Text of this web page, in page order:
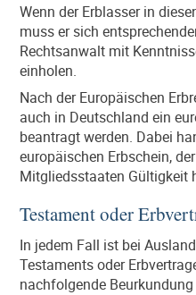
Wenn der Erblasser in
muss er sich
Rechtsanwalt mit
einholen.
Nach der Europäischen
auch in Deutschland ein
beantragt werden. Dabei
europäischen Erbschein,
Mitgliedsstaaten Gültigkeit
Testament oder
In jedem Fall ist bei
Testaments oder
nachfolgende